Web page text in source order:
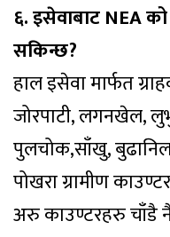
६. इसेवाबाट NEA
सकिन्छ?
हाल इसेवा मार्फत
जोरपाटी, लगनखेल,
पुलचोक,साँखु,
पोखरा ग्रामीण
अरु काउण्टरहरु चाँडै